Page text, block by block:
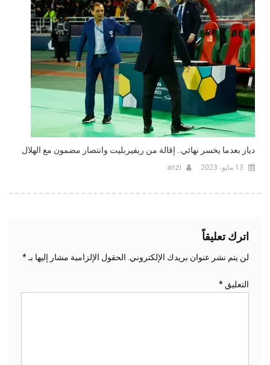
دياز بعدما يخسر نهائي.. إقالة من ريفيربليت وانتصار مضمون مع الهلال
13 مايو، 2023 anzi
اترك تعليقاً
لن يتم نشر عنوان بريدك الإلكتروني. الحقول الإلزامية مشار إليها بـ*
التعليق *